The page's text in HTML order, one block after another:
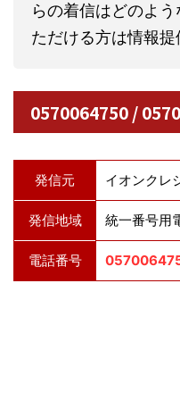
らの着信はどのよ
ただける方は情報提
0570064750 /
発信元 イオンクレ
発信地域 統一番号用
電話番号